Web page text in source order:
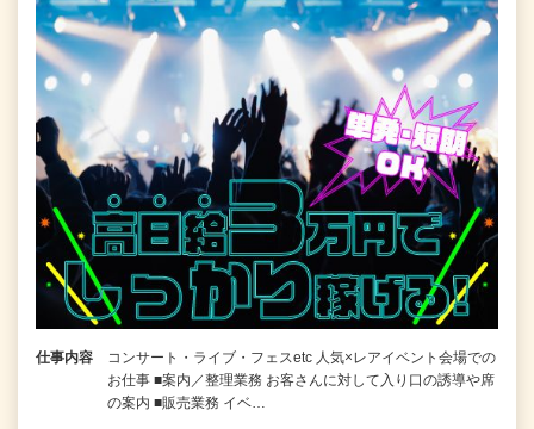
仕事内容
コンサート・ライブ・フェスetc 人気×レアイベント会場での
お仕事 ■案内／整理業務 お客さんに対して入り口の誘導や席
の案内 ■販売業務 イベ…